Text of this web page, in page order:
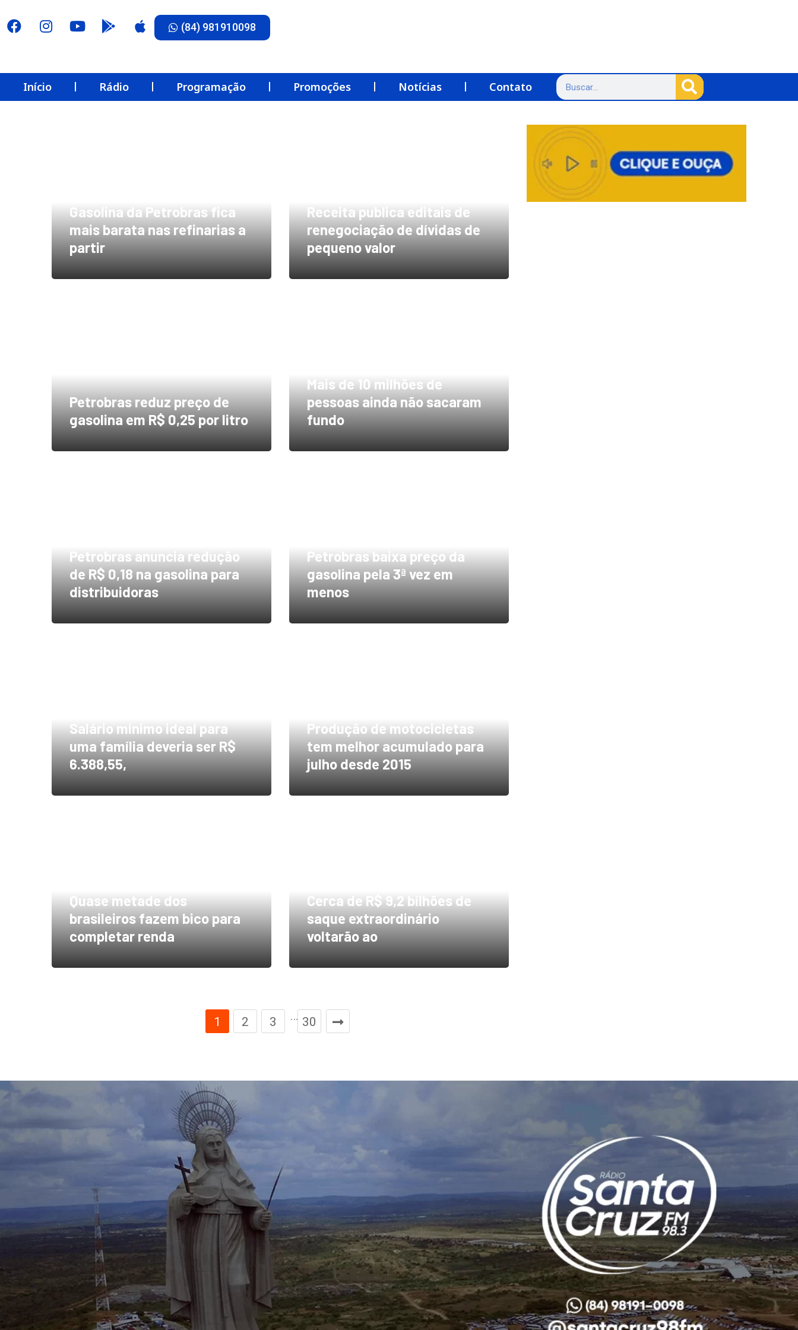
(84) 981910098
Início Rádio Programação Promoções Notícias Contato
Gasolina da Petrobras fica
mais barata nas refinarias a
partir
Receita publica editais de
renegociação de dívidas de
pequeno valor
Petrobras reduz preço de
gasolina em R$ 0,25 por litro
Mais de 10 milhões de
pessoas ainda não sacaram
fundo
Petrobras anuncia redução
de R$ 0,18 na gasolina para
distribuidoras
Petrobras baixa preço da
gasolina pela 3ª vez em
menos
Salário mínimo ideal para
uma família deveria ser R$
6.388,55,
Produção de motocicletas
tem melhor acumulado para
julho desde 2015
Quase metade dos
brasileiros fazem bico para
completar renda
Cerca de R$ 9,2 bilhões de
saque extraordinário
voltarão ao
1 2 3 … 30